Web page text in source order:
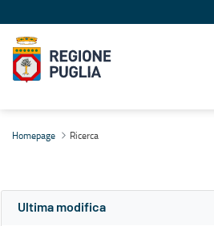
Homepage Ricerca
Ultima modifica